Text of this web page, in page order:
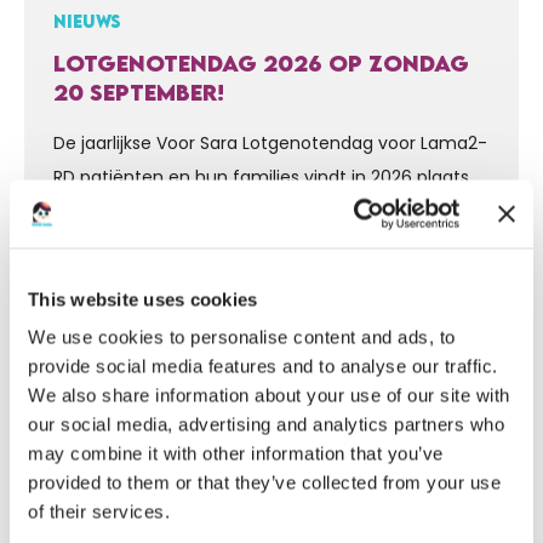
This website uses cookies
We use cookies to personalise content and ads, to
provide social media features and to analyse our traffic.
We also share information about your use of our site with
our social media, advertising and analytics partners who
may combine it with other information that you’ve
provided to them or that they’ve collected from your use
of their services.
NIEUWS
LOTGENOTENDAG 2026 OP ZONDAG
20 SEPTEMBER!
De jaarlijkse Voor Sara Lotgenotendag voor Lama2-
RD patiënten en hun families vindt in 2026 plaats
op zondag 20 september plaats in Dordrecht. Ben
lotgenotendag staat ieder jaar weer garant voor
bijzondere momenten en ontmoetingen. Houd
deze pagina…